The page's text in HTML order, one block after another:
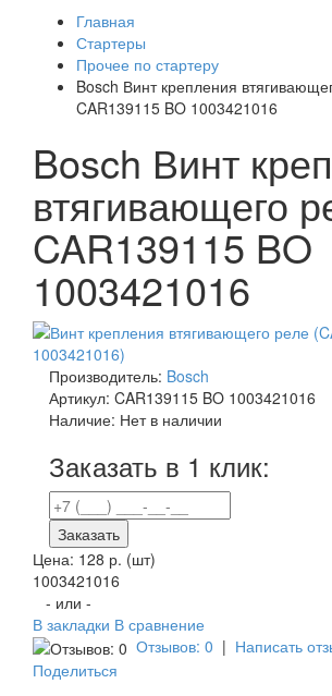
Главная
Стартеры
Прочее по стартеру
Bosch Винт крепления
CAR139115 BO 1003421016
Bosch Винт
втягивающего
CAR139115 BO
1003421016
Производитель: Bosch
Артикул: CAR139115 BO 1003421016
Наличие: Нет в наличии
Заказать в 1 клик:
Заказать
Цена: 128 р. (шт)
1003421016
- или -
В закладки В сравнение
Отзывов: 0 | Написать
Поделиться